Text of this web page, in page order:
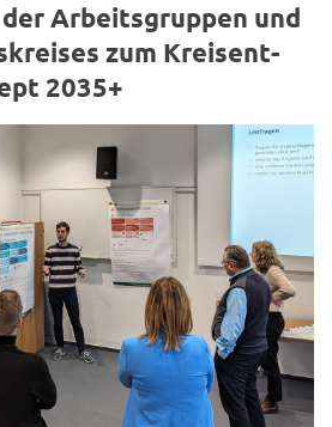
Ar­beits­grup­pen und
zum Kreis­ent­
2035+